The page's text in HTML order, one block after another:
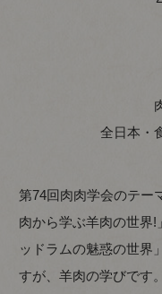
全日本・
第74回肉肉学会のテー
肉から学ぶ羊肉の世界!
ッドラムの魅惑の世界
すが、羊肉の学びです